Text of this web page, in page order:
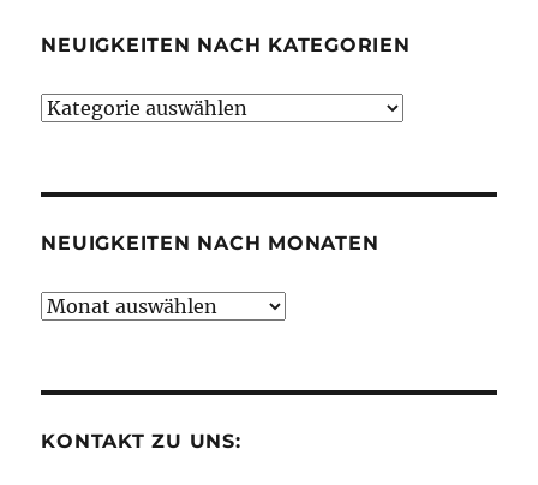
NEUIGKEITEN NACH KATEGORIEN
Neuigkeiten
NEUIGKEITEN NACH MONATEN
Neuigkeiten
KONTAKT ZU UNS: